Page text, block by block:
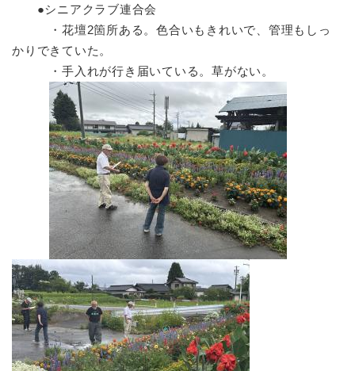
●シニアクラブ連合会
・花壇2箇所ある。色合いもきれいで、管理もしっ
かりできていた。
・手入れが行き届いている。草がない。